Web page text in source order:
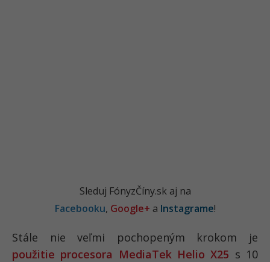
Sleduj FónyzČíny.sk aj na
Facebooku, Google+ a Instagrame!
Stále nie veľmi pochopeným krokom je
použitie procesora MediaTek Helio X25 s 10